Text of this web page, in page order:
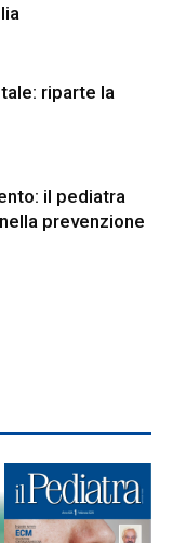
riparte la
il pediatra
prevenzione